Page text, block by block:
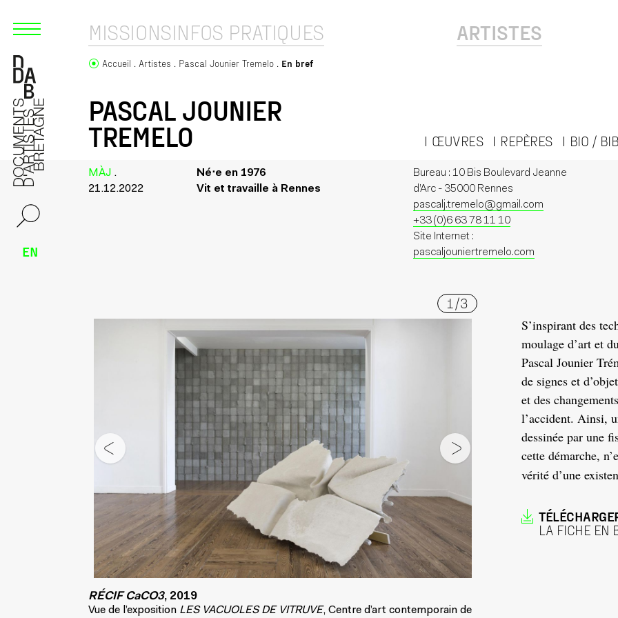
EN
MISSIONSINFOS PRATIQUES ARTISTES
Accueil Artistes Pascal Jounier Tremelo En bref
PASCAL JOUNIER
TREMELO ŒUVRES REPÈRES BIO /
MÀJ .
21.12.2022
Né⋅e en 1976
Vit et travaille à Rennes
Bureau : 10 Bis Boulevard Jeanne
d’Arc - 35000 Rennes
pascalj.tremelo@gmail.com
+33 (0)6 63 78 11 10
Site Internet :
pascaljouniertremelo.com
1 /3
RÉCIF CaCO3, 2019
Vue de l’exposition LES VACUOLES DE VITRUVE, Centre d’art contemporain de
S’inspirant des
moulage d’art et
Pascal Jounier
de signes et
et des
l’accident. Ainsi,
dessinée par une
cette démarche,
vérité d’une
LA FICHE EN